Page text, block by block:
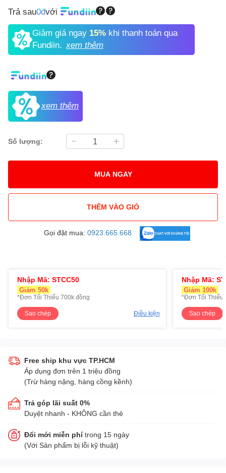
Trả sau0đvới
Giảm giá ngay 15%khi thanh toán qua
Fundiin. xem thêm
xem thêm
Số lượng:
MUA NGAY
THÊM VÀO GIỎ
Gọi đặt mua: 0923.665.668
Nhập Mã: STCC50
Giảm 50k
*Đơn Tối Thiểu 700k đồng
Sao chép Điều kiện
Nhập Mã:
Giảm 100k
*Đơn Tối Thiểu
Sao chép
Free ship khu vực TP.HCM
Áp dụng đơn trên 1 triệu đồng
(Trừ hàng nặng, hàng cồng kềnh)
Trả góp lãi suất 0%
Duyệt nhanh - KHÔNG cần thẻ
Đổi mới miễn phítrong 15 ngày
(Với Sản phẩm bị lỗi kỹ thuật)